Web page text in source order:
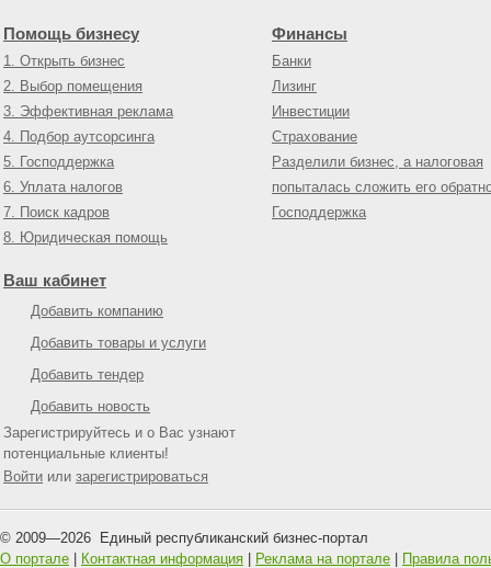
Помощь бизнесу
1. Открыть бизнес
2. Выбор помещения
3. Эффективная реклама
4. Подбор аутсорсинга
5. Господдержка
6. Уплата налогов
7. Поиск кадров
8. Юридическая помощь
Финансы
Банки
Лизинг
Инвестиции
Страхование
Разделили бизнес, а налоговая
попыталась сложить его
Господдержка
Ваш кабинет
Добавить компанию
Добавить товары и услуги
Добавить тендер
Добавить новость
Зарегистрируйтесь и о Вас узнают
потенциальные клиенты!
Войти или зарегистрироваться
© 2009—2026 Единый республиканский бизнес-портал
О портале
Контактная информация Реклама на портале Правила